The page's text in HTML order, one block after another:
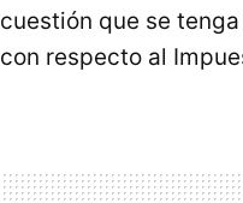
cuestión que se
con respecto al